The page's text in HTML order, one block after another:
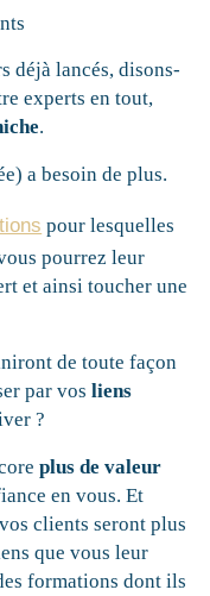
déjà lancés, disons-
experts en tout,
.
a besoin de plus.
pour lesquelles
pourrez leur
et ainsi toucher une
de toute façon
par vos liens
?
plus de valeur
en vous. Et
clients seront plus
que vous leur
formations dont ils